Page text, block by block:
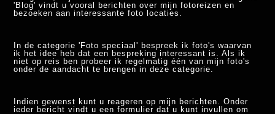
'Blog' vindt u vooral berichten over mijn fotoreizen en
bezoeken aan interessante foto locaties.
In de categorie 'Foto speciaal' bespreek ik foto's waarvan
ik het idee heb dat een bespreking interessant is. Als ik
niet op reis ben probeer ik regelmatig één van mijn foto's
onder de aandacht te brengen in deze categorie.
Indien gewenst kunt u reageren op mijn berichten. Onder
ieder bericht vindt u een formulier dat u kunt invullen om